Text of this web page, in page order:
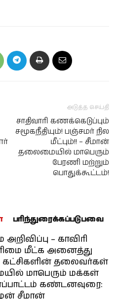
அடுத்த செய்தி
சாதிவாரி கணக்கெடுப்பும்
சமூகநீதியும்! பஞ்சமர் நில
மீட்பும்!! – சீமான்
தலைமையில் மாபெரும்
பேரணி மற்றும்
பொதுக்கூட்டம்!
பரிந்துரைக்கப்படுபவை
– காவிரி
மீட்க அனைத்து
கட்சிகளின் தலைவர்கள்
மாபெரும் மக்கள்
கண்டனவுரை:
சீமான்